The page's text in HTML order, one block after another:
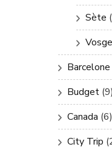
Sète
Barcelone
Budget (9)
Canada (6)
City Trip